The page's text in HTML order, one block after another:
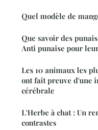
Quel modèle de
Que savoir des
Anti punaise pour
Les 10 animaux les
ont fait preuve d'une
cérébrale
L'Herbe à chat : Un
contrastes